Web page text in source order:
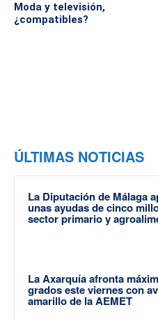
Moda y televisión,
¿compatibles?
ÚLTIMAS NOTICIAS
La Diputación de Málaga
unas ayudas de cinco
sector primario y
La Axarquía afronta
grados este viernes con
amarillo de la AEMET